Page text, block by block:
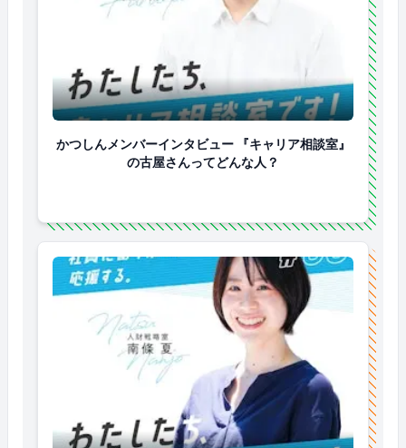
かつしんメンバーインタビュー 『キャリア相談室』
かつしんメンバーインタビュー 『キャリア相談室』
の古屋さんってどんな人？